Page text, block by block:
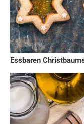
Essbaren